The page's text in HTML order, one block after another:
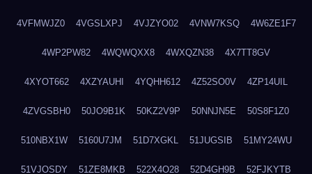
4VFMWJZ0 4VGSLXPJ 4VJZYO02 4VNW7KSQ 4W6ZE1F7
4WP2PW82 4WQWQXX8 4WXQZN38 4X7TT8GV
4XYOT662 4XZYAUHI 4YQHH612 4Z52SO0V 4ZP14UIL
4ZVGSBH0 50JO9B1K 50KZ2V9P 50NNJN5E 50S8F1Z0
510NBX1W 5160U7JM 51D7XGKL 51JUGSIB 51MY24WU
51VJOSDY 51ZE8MKB 522X4O28 52D4GH9B 52FJKYTB